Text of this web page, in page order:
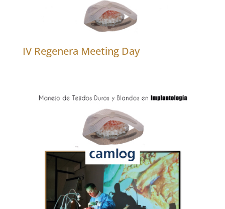
IV Regenera Meeting Day